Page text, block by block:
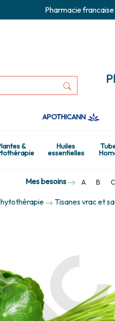
Pharmacie
APOTHICANN
& Huiles
essentielles
Mes besoins A B C
Tisanes vrac et